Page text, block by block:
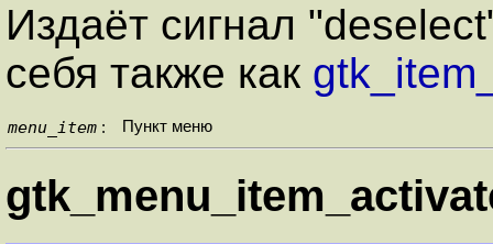
Издаёт сигнал
себя также как
menu_item : Пункт меню